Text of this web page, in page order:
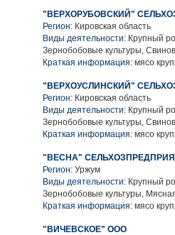
"ВЕРХОРУБОВСКИЙ"
Регион: Кировская область
Виды деятельности: Крупный
Зернобобовые культуры,
Краткая информация: мясо
"ВЕРХОУСЛИНСКИЙ"
Регион: Кировская область
Виды деятельности: Крупный
Зернобобовые культуры,
Краткая информация: мясо
"ВЕСНА"
Регион: Уржум
Виды деятельности: Крупный
Зернобобовые культуры,
Краткая информация: мясо
"ВИЧЕВСКОЕ" ООО